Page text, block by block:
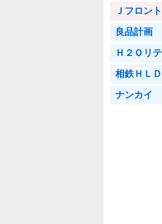
Ｊフロント
良品計画
Ｈ２Ｏリテ
相鉄ＨＬＤ
ナンカイ